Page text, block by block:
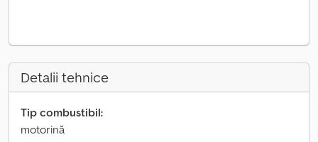
Detalii tehnice
Tip combustibil:
motorină